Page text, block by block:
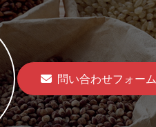
問い合わせフォーム